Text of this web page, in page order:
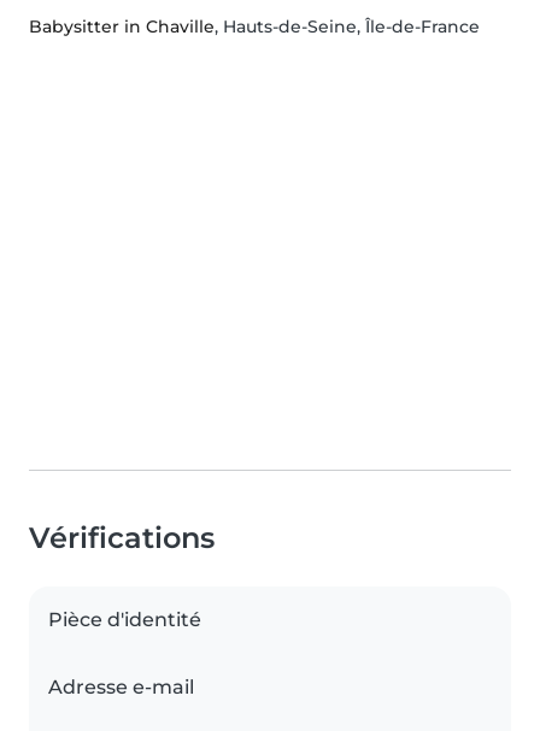
Babysitter in Chaville, Hauts-de-Seine, Île-de-France
Vérifications
Pièce d'identité
Adresse e-mail